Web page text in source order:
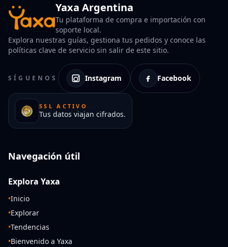
Yaxa Argentina
Tu plataforma de compra e importación con
soporte local.
Explora nuestras guías, gestiona tus pedidos y conoce las
políticas clave de servicio sin salir de este sitio.
SÍGUENOS Instagram Facebook
SSL ACTIVO
Tus datos viajan cifrados.
Navegación útil
Explora Yaxa
•Inicio
•Explorar
•Tendencias
•Bienvenido a Yaxa